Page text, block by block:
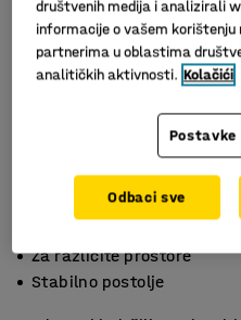
Za različite prostore
Stabilno postolje
društvenih medija i analizirali
informacije o vašem korištenju
partnerima u oblastima
analitičkih aktivnosti. Kolačići
Odbaci sve